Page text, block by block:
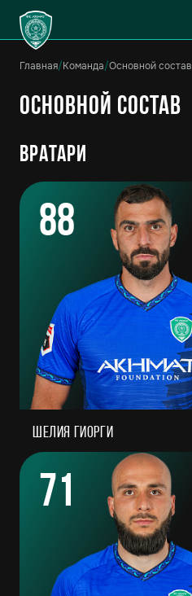
Главная/Команда/Основной состав
Основной состав
Вратари
88
Шелия Гиорги
71